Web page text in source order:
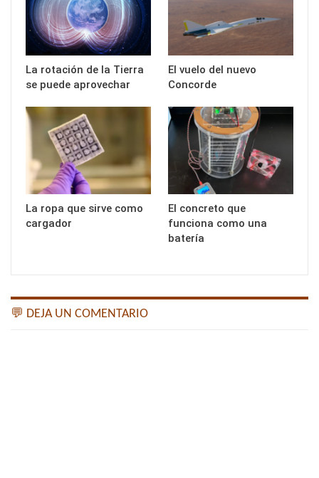
La rotación de la Tierra
se puede aprovechar
El vuelo del nuevo
Concorde
La ropa que sirve como
cargador
El concreto que
funciona como una
batería
💬 DEJA UN COMENTARIO